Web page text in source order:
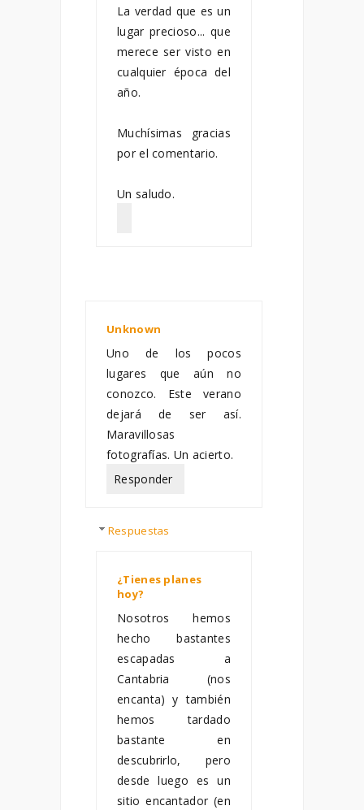
La verdad que es un
lugar precioso... que
merece ser visto en
cualquier época del
año.
Muchísimas gracias
por el comentario.
Un saludo.
Unknown
Uno de los pocos
lugares que aún no
conozco. Este verano
dejará de ser así.
Maravillosas
fotografías. Un acierto.
Responder
Respuestas
¿Tienes planes
hoy?
Nosotros hemos
hecho bastantes
escapadas a
Cantabria (nos
encanta) y también
hemos tardado
bastante en
descubrirlo, pero
desde luego es un
sitio encantador (en